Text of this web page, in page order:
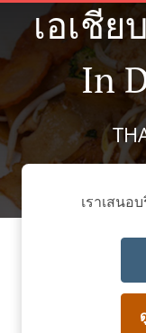
เอเชีย
In
เราเสนอ